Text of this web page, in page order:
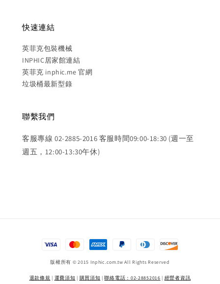
快速連結
英菲克包裝機械
INPHIC居家館連結
英菲克 inphic.me 官網
垃圾桶最新型錄
聯繫我們
客服專線 02-2885-2016 客服時間09:00-18:30 (週一至
週五，12:00-13:30午休)
版權所有 © 2015 Inphic.com.tw All Rights Reserved
退款條規 | 運費須知 | 購買須知 |聯絡電話：02-28852016 | 經營者資訊